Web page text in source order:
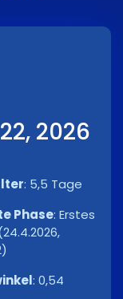
2026
: 5,5 Tage
Phase: Erstes
: 0,54